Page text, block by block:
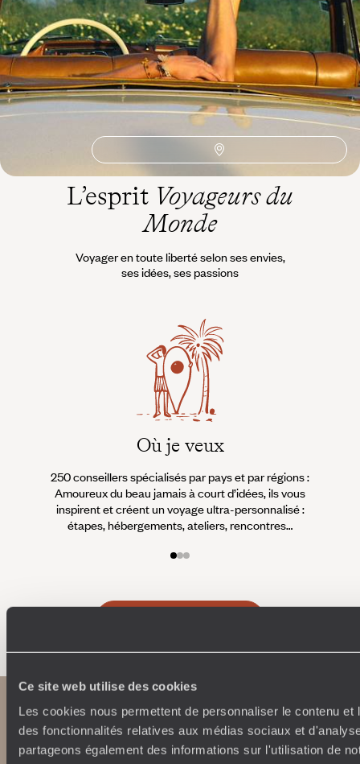
Ce site web utilise des cookies
Les cookies nous permettent de personnaliser le contenu et
des fonctionnalités relatives aux médias sociaux et
partageons également des informations sur l'utilisation de
Azulejos Marchés Gastronomie Faro Fado
UNESCO
Road Trip Portugal
Rizières Porto
Ornithologie
Observation Animaux
Nouvel An Insolite
Autotour Portugal
4x4
Evora Douro Design Comporta Coimbra
L’esprit Voyageurs du
Monde
Voyager en toute liberté selon ses envies,
ses idées, ses passions
Où je veux
250 conseillers spécialisés par pays et par régions :
Amoureux du beau jamais à court d’idées, ils vous
inspirent et créent un voyage ultra-personnalisé :
étapes, hébergements, ateliers, rencontres…